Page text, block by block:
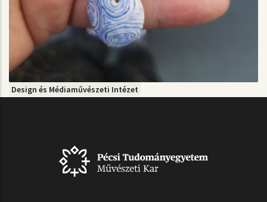
Design és Médiaművészeti Intézet